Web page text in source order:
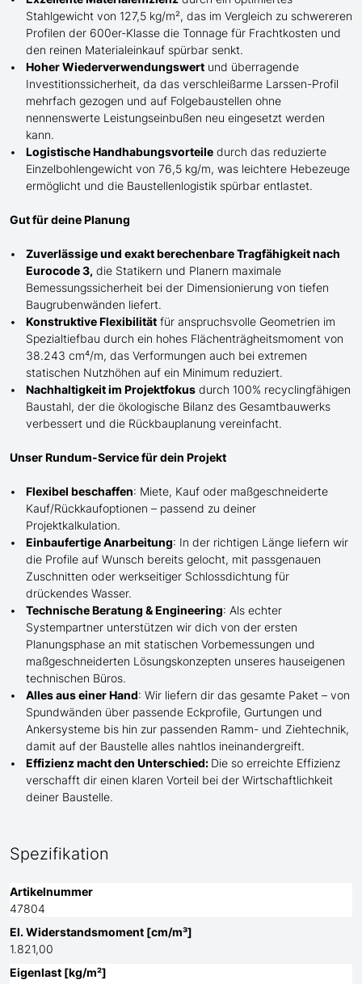
Stahlgewicht von 127,5 kg/m², das im Vergleich zu schwereren
Profilen der 600er-Klasse die Tonnage für Frachtkosten und
den reinen Materialeinkauf spürbar senkt.
Hoher Wiederverwendungswert und überragende
Investitionssicherheit, da das verschleißarme Larssen-Profil
mehrfach gezogen und auf Folgebaustellen ohne
nennenswerte Leistungseinbußen neu eingesetzt werden
kann.
Logistische Handhabungsvorteile durch das reduzierte
Einzelbohlengewicht von 76,5 kg/m, was leichtere Hebezeuge
ermöglicht und die Baustellenlogistik spürbar entlastet.
Gut für deine Planung
Zuverlässige und exakt berechenbare Tragfähigkeit nach
Eurocode 3, die Statikern und Planern maximale
Bemessungssicherheit bei der Dimensionierung von tiefen
Baugrubenwänden liefert.
Konstruktive Flexibilität für anspruchsvolle Geometrien im
Spezialtiefbau durch ein hohes Flächenträgheitsmoment von
38.243 cm⁴/m, das Verformungen auch bei extremen
statischen Nutzhöhen auf ein Minimum reduziert.
Nachhaltigkeit im Projektfokus durch 100% recyclingfähigen
Baustahl, der die ökologische Bilanz des Gesamtbauwerks
verbessert und die Rückbauplanung vereinfacht.
Unser Rundum-Service für dein Projekt
Flexibel beschaffen: Miete, Kauf oder maßgeschneiderte
Kauf/Rückkaufoptionen – passend zu deiner
Projektkalkulation.
Einbaufertige Anarbeitung: In der richtigen Länge liefern wir
die Profile auf Wunsch bereits gelocht, mit passgenauen
Zuschnitten oder werkseitiger Schlossdichtung für
drückendes Wasser.
Technische Beratung & Engineering: Als echter
Systempartner unterstützen wir dich von der ersten
Planungsphase an mit statischen Vorbemessungen und
maßgeschneiderten Lösungskonzepten unseres hauseigenen
technischen Büros.
Alles aus einer Hand: Wir liefern dir das gesamte Paket – von
Spundwänden über passende Eckprofile, Gurtungen und
Ankersysteme bis hin zur passenden Ramm- und Ziehtechnik,
damit auf der Baustelle alles nahtlos ineinandergreift.
Effizienz macht den Unterschied: Die so erreichte Effizienz
verschafft dir einen klaren Vorteil bei der Wirtschaftlichkeit
deiner Baustelle.
Spezifikation
Artikelnummer
47804
El. Widerstandsmoment [cm/m³]
1.821,00
Eigenlast [kg/m²]